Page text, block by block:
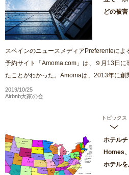
どの被
スペインのニュースメディアPreferenteに
予約サイト「Amoma.com」は、９月13日
たことがわかった。Amomaは、2013年に創
2019/10/25
Airbnb大家の会
トピックス
ホテル
Homes
ホテル